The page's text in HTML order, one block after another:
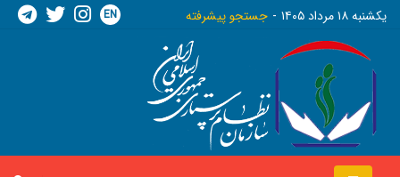
يکشنبه ١٨ مرداد ١٤٠٥ جستجو پیشرفته EN